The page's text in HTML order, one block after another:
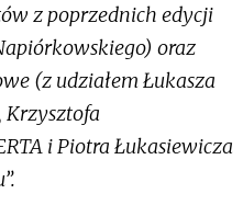
z poprzednich edycji
oraz
(z udziałem Łukasza
Krzysztofa
i Piotra Łukasiewicza